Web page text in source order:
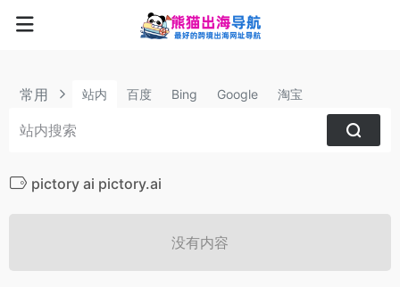
常用 站内 百度 Bing Google 淘宝
pictory ai pictory.ai
没有内容